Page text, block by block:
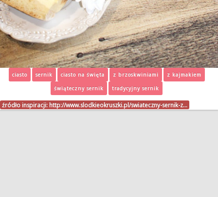
ciasto sernik ciasto na święta z brzoskwiniami
z kajmakiem
świąteczny sernik
tradycyjny sernik
źródło inspiracji: http://www.slodkieokruszki.pl/swiateczny-sernik-z…